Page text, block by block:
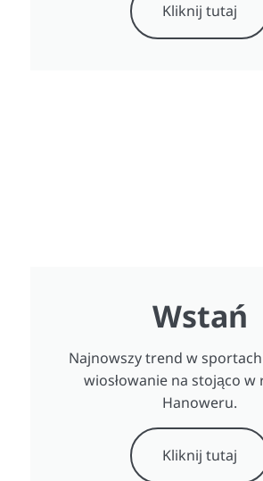
Kliknij tutaj
Wstań
Najnowszy trend w
wiosłowanie na stojąco w
Hanoweru.
Kliknij tutaj